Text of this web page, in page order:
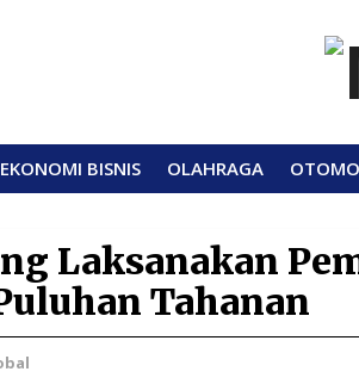
EKONOMI BISNIS OLAHRAGA
Laksanakan
Tahanan